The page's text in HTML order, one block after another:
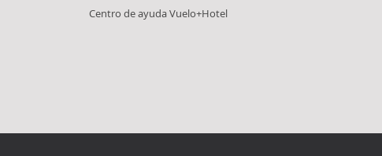
Centro de ayuda Vuelo+Hotel